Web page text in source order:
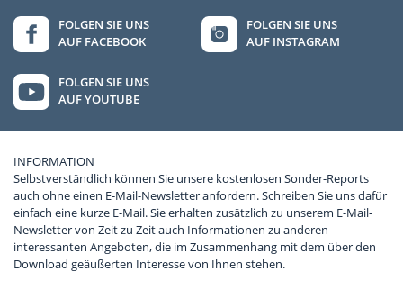
FOLGEN SIE UNS
AUF FACEBOOK
FOLGEN SIE UNS
AUF INSTAGRAM
FOLGEN SIE UNS
AUF YOUTUBE
INFORMATION
Selbstverständlich können Sie unsere kostenlosen Sonder-Reports
auch ohne einen E-Mail-Newsletter anfordern. Schreiben Sie uns dafür
einfach eine kurze E-Mail. Sie erhalten zusätzlich zu unserem E-Mail-
Newsletter von Zeit zu Zeit auch Informationen zu anderen
interessanten Angeboten, die im Zusammenhang mit dem über den
Download geäußerten Interesse von Ihnen stehen.